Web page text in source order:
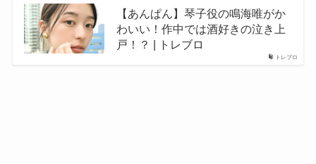
トレブロ
【あんぱん】琴子役の鳴海唯がか
わいい！作中では酒好きの泣き上
戸！？ | トレブロ